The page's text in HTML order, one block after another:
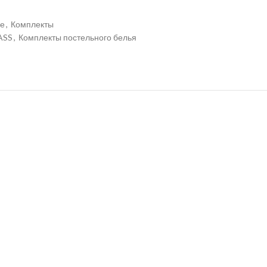
, Комплекты
, Комплекты постельного белья